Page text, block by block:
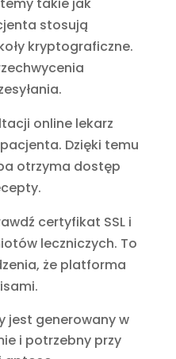
stosują
kryptograficzne.
online lekarz
Dzięki temu
otrzyma dostęp
certyfikat SSL i
leczniczych. To
że platforma
jest generowany w
i potrzebny przy